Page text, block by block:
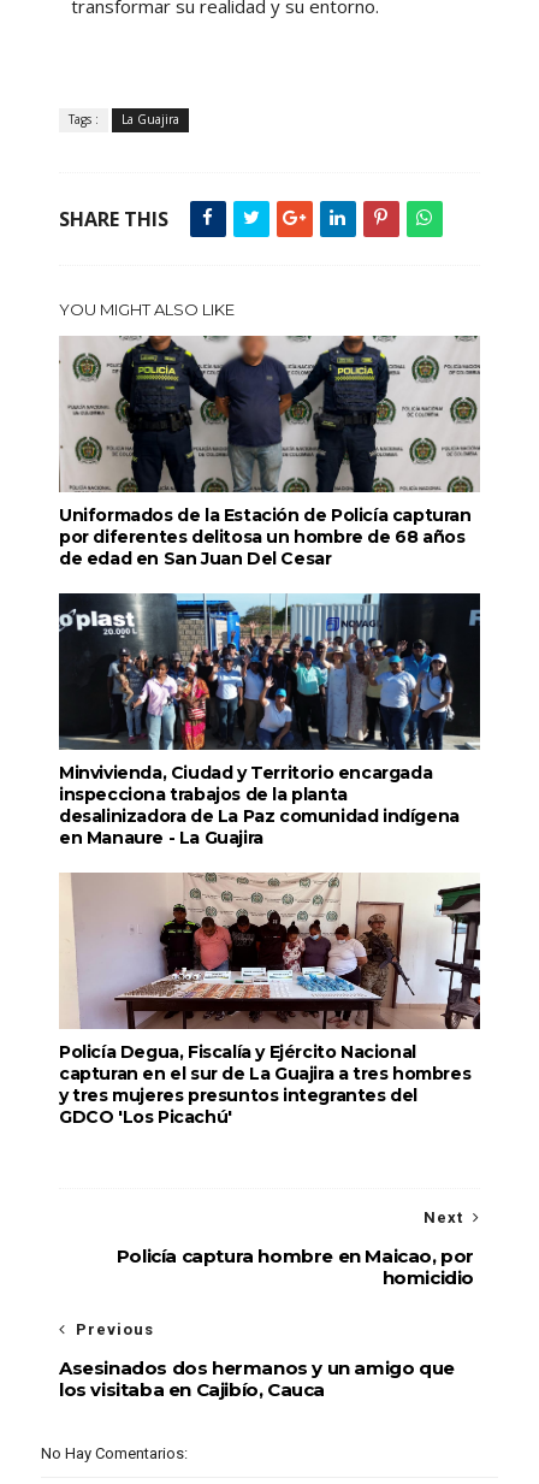
transformar su realidad y su entorno.
Tags : La Guajira
SHARE THIS
YOU MIGHT ALSO LIKE
Uniformados de la Estación de Policía capturan
por diferentes delitosa un hombre de 68 años
de edad en San Juan Del Cesar
Minvivienda, Ciudad y Territorio encargada
inspecciona trabajos de la planta
desalinizadora de La Paz comunidad indígena
en Manaure - La Guajira
Policía Degua, Fiscalía y Ejército Nacional
capturan en el sur de La Guajira a tres hombres
y tres mujeres presuntos integrantes del
GDCO 'Los Picachú'
Next
Policía captura hombre en Maicao, por
homicidio
Previous
Asesinados dos hermanos y un amigo que
los visitaba en Cajibío, Cauca
No Hay Comentarios: